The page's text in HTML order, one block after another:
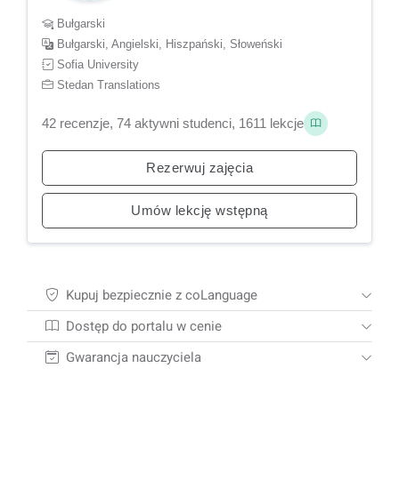
Bułgarski
Bułgarski, Angielski, Hiszpański, Słoweński
Sofia University
Stedan Translations
42 recenzje, 74 aktywni studenci, 1611 lekcje
Rezerwuj zajęcia
Umów lekcję wstępną
Kupuj bezpiecznie z coLanguage
Dostęp do portalu w cenie
Gwarancja nauczyciela